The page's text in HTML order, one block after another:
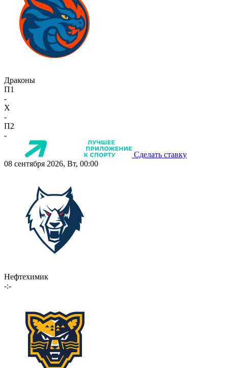
Драконы
П1
-
X
-
П2
-
Сделать ставку
08 сентября 2026, Вт, 00:00
Нефтехимик
-:-